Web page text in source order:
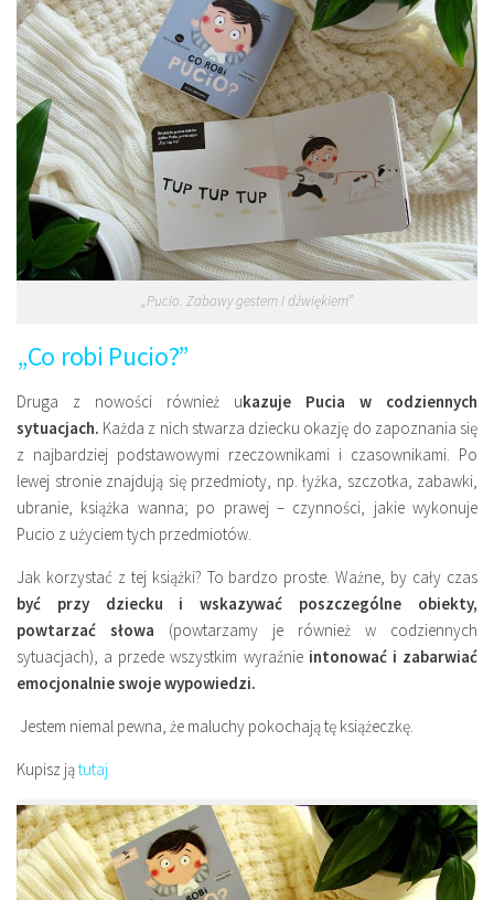
„Pucio. Zabawy gestem i dźwiękiem”
„Co robi Pucio?”
Druga z nowości również ukazuje Pucia w codziennych
sytuacjach. Każda z nich stwarza dziecku okazję do zapoznania się
z najbardziej podstawowymi rzeczownikami i czasownikami. Po
lewej stronie znajdują się przedmioty, np. łyżka, szczotka, zabawki,
ubranie, książka wanna; po prawej – czynności, jakie wykonuje
Pucio z użyciem tych przedmiotów.
Jak korzystać z tej książki? To bardzo proste. Ważne, by cały czas
być przy dziecku i wskazywać poszczególne obiekty,
powtarzać słowa (powtarzamy je również w codziennych
sytuacjach), a przede wszystkim wyraźnie intonować i zabarwiać
emocjonalnie swoje wypowiedzi.
Jestem niemal pewna, że maluchy pokochają tę książeczkę.
Kupisz jątutaj